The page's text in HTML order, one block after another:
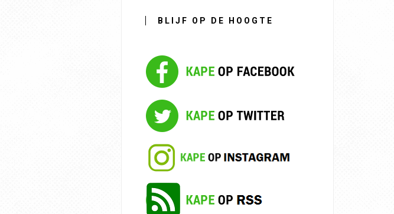
BLIJF OP DE HOOGTE